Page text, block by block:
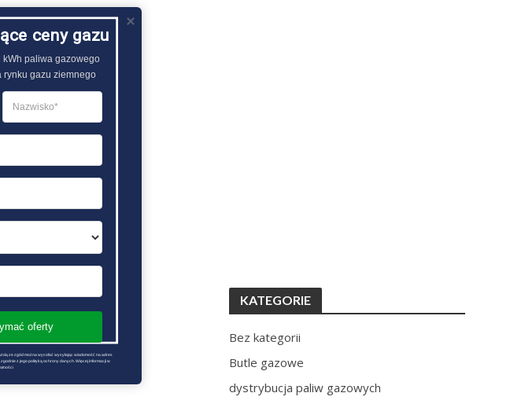
KATEGORIE
Bez kategorii
Butle gazowe
dystrybucja paliw gazowych
ceny gazu
kWh paliwa gazowego
rynku gazu ziemnego
oferty
ze zgód można wycofać wysyłając wiadomość na adres
z jego polityką ochrony danych. Więcej informacji w